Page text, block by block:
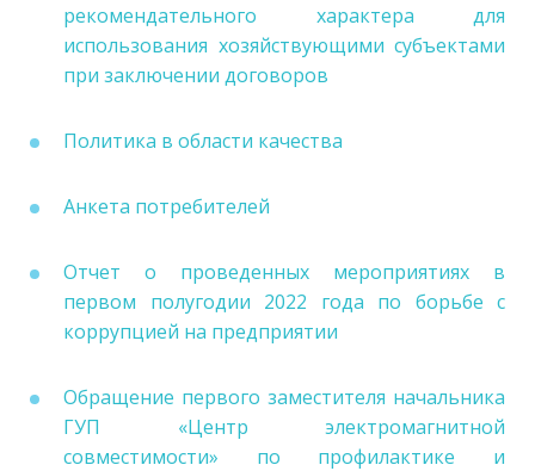
рекомендательного характера для
использования хозяйствующими субъектами
при заключении договоров
Политика в области качества
Анкета потребителей
Отчет о проведенных мероприятиях в
первом полугодии 2022 года по борьбе с
коррупцией на предприятии
Обращение первого заместителя начальника
ГУП «Центр электромагнитной
совместимости» по профилактике и